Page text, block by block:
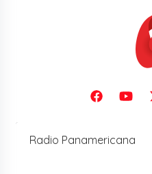
Radio Panamericana